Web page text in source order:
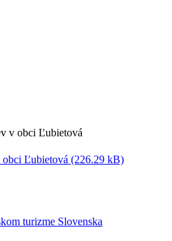
Ľubietová (226.29 kB)